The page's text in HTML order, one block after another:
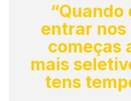
“Quando
entrar nos
começas
mais
tens